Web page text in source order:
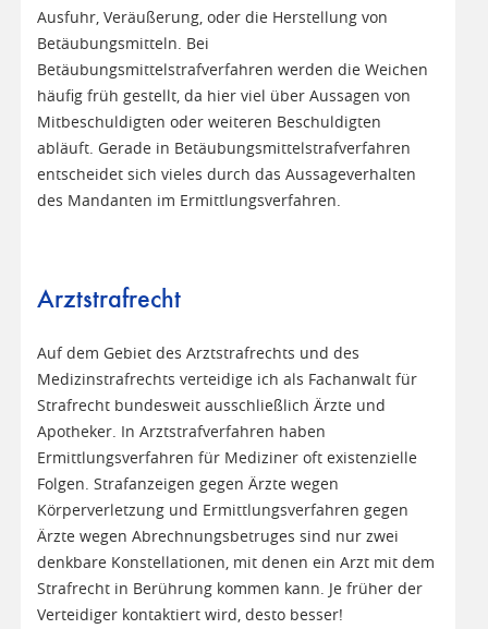
Ausfuhr, Veräußerung, oder die Herstellung von
Betäubungsmitteln. Bei
Betäubungsmittelstrafverfahren werden die Weichen
häufig früh gestellt, da hier viel über Aussagen von
Mitbeschuldigten oder weiteren Beschuldigten
abläuft. Gerade in Betäubungsmittelstrafverfahren
entscheidet sich vieles durch das Aussageverhalten
des Mandanten im Ermittlungsverfahren.
Arztstrafrecht
Auf dem Gebiet des Arztstrafrechts und des
Medizinstrafrechts verteidige ich als Fachanwalt für
Strafrecht bundesweit ausschließlich Ärzte und
Apotheker. In Arztstrafverfahren haben
Ermittlungsverfahren für Mediziner oft existenzielle
Folgen. Strafanzeigen gegen Ärzte wegen
Körperverletzung und Ermittlungsverfahren gegen
Ärzte wegen Abrechnungsbetruges sind nur zwei
denkbare Konstellationen, mit denen ein Arzt mit dem
Strafrecht in Berührung kommen kann. Je früher der
Verteidiger kontaktiert wird, desto besser!